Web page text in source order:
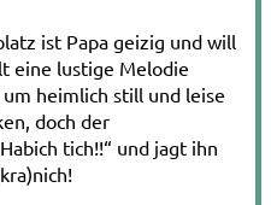
ist Papa geizig und will
t eine lustige Melodie
heimlich still und leise
doch der
Habich tich!!“ und jagt ihn
!